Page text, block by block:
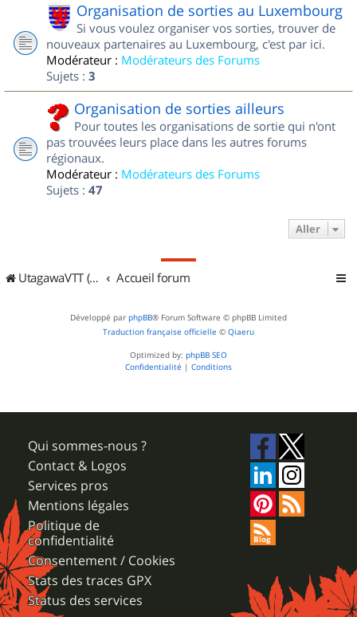
Organisation de sorties au Luxembourg
Si vous voulez organiser vos sorties, trouver de
nouveaux partenaires au Luxembourg, c'est par ici.
Modérateur : Modérateurs des Forums
Sujets : 3
Organisation de sorties ailleurs
Pour toutes les organisations de sortie qui n'ont
pas trouvées leurs place dans les autres forums
régionaux.
Modérateur : Modérateurs des Forums
Sujets : 47
Aller
UtagawaVTT (Randos VTT et VTTAE avec traces GPS) Accueil forum
Développé par phpBB® Forum Software © phpBB Limited
Traduction française officielle © Qiaeru
Optimized by: phpBB SEO
Confidentialité | Conditions
Qui sommes-nous ?
Contact & Logos
Services pros
Mentions légales
Politique de
confidentialité
Consentement / Cookies
Stats des traces GPX
Status des services